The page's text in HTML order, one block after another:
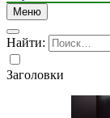
Меню
Найти:
Заголовки